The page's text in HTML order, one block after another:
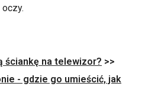
ściankę na telewizor? >>
- gdzie go umieścić, jak